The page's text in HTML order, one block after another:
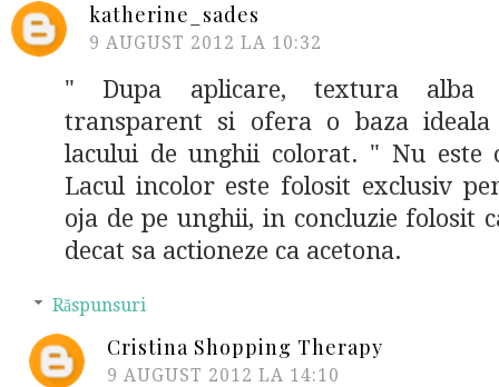
katherine_sades
9 AUGUST 2012 LA 10:32
" Dupa aplicare, textura alba
transparent si ofera o baza ideala
lacului de unghii colorat. " Nu este
Lacul incolor este folosit exclusiv
oja de pe unghii, in concluzie folosit
decat sa actioneze ca acetona.
Răspunsuri
Cristina Shopping Therapy
9 AUGUST 2012 LA 14:10